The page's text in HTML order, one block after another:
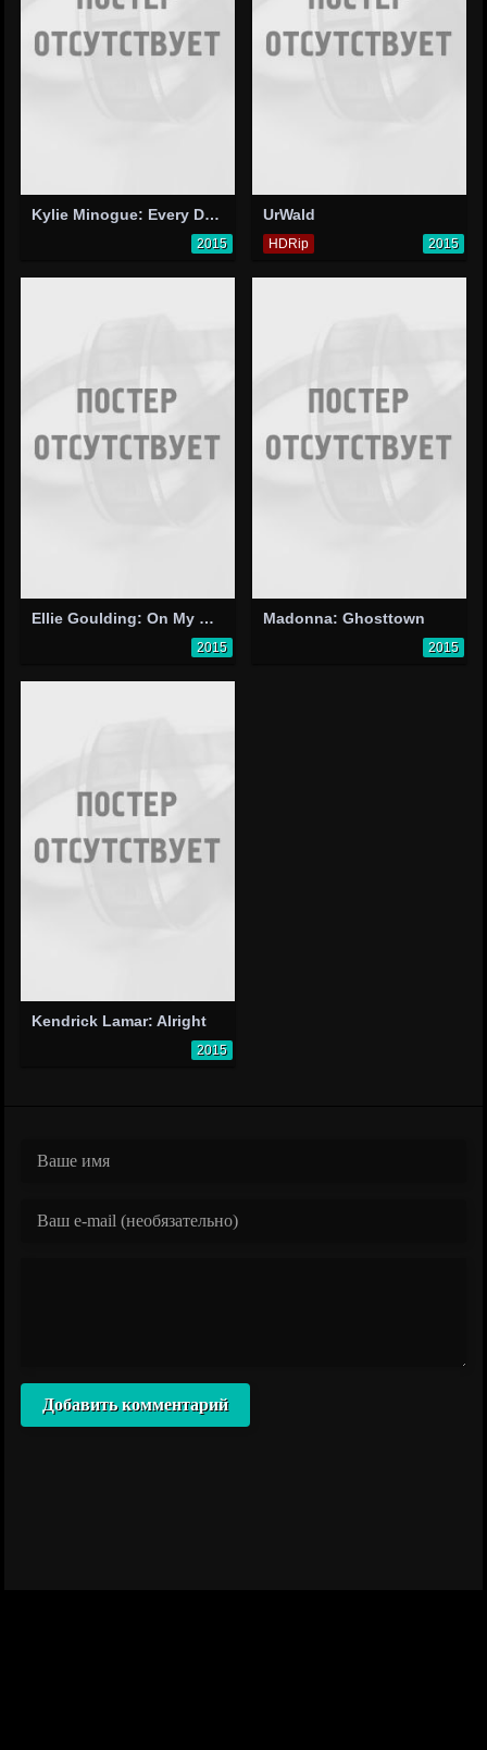
Kylie Minogue: Every Day's Like Christmas
2015
UrWald
HDRip 2015
Ellie Goulding: On My Mind
2015
Madonna: Ghosttown
2015
Kendrick Lamar: Alright
2015
Добавить комментарий